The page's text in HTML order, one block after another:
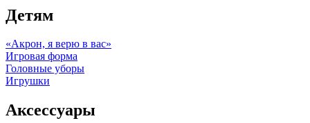
Детям
«Акрон, я верю в вас»
Игровая форма
Головные уборы
Игрушки
Аксессуары